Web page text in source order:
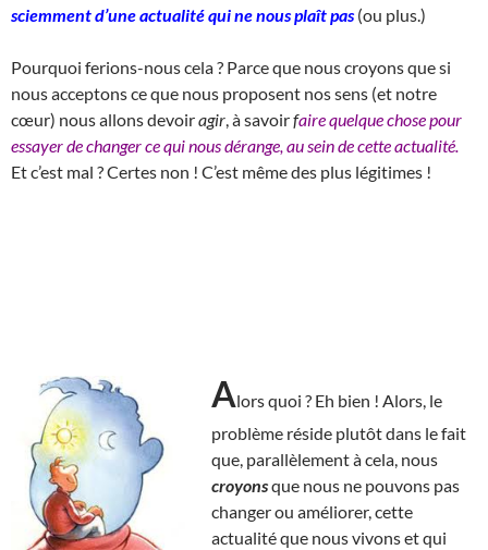
sciemment d’une actualité qui ne nous plaît pas(ou plus.)
Pourquoi ferions-nous cela ? Parce que nous croyons que si
nous acceptons ce que nous proposent nos sens (et notre
cœur) nous allons devoiragir , à savoirfaire quelque chose pour
essayer de changer ce qui nous dérange, au sein de cette actualité.
Et c’est mal ? Certes non ! C’est même des plus légitimes !
Alors quoi ? Eh bien ! Alors, le
problème réside plutôt dans le fait
que, parallèlement à cela, nous
croyonsque nous ne pouvons pas
changer ou améliorer, cette
actualité que nous vivons et qui